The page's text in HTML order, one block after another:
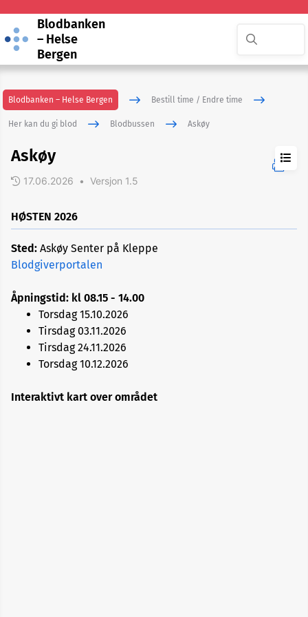
Blodbanken
– Helse
Bergen
Blodbanken – Helse Bergen Bestill time / Endre time
Her kan du gi blod Blodbussen Askøy
Om
Askøy
Equinor
Festplassen
Knarvik
Lagunen
Askøy
17.06.2026 • Versjon 1.5
HØSTEN 2026
Sted: Askøy Senter på Kleppe
Blodgiverportalen
Åpningstid: kl 08.15 - 14.00
Torsdag 15.10.2026
Tirsdag 03.11.2026
Tirsdag 24.11.2026
Torsdag 10.12.2026
Interaktivt kart over området